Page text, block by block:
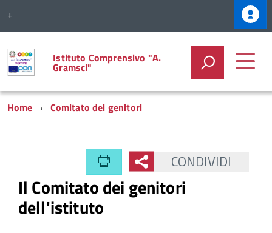
+
Istituto Comprensivo "A.
Gramsci"
Home Comitato dei genitori
CONDIVIDI
Il Comitato dei genitori
dell'istituto